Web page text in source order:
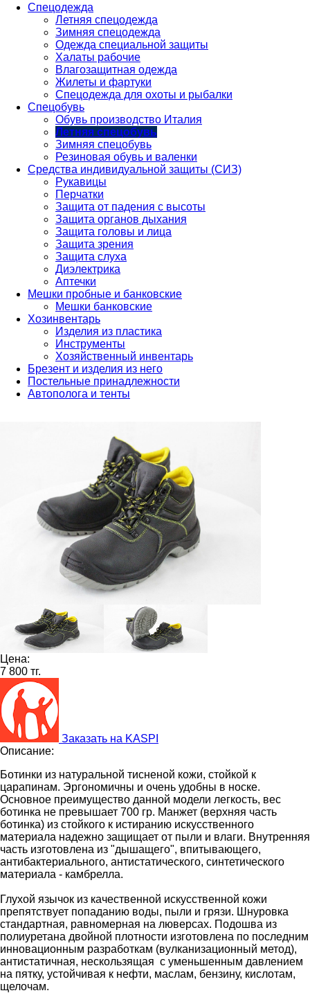
Спецодежда
Летняя спецодежда
Зимняя спецодежда
Одежда специальной защиты
Халаты рабочие
Влагозащитная одежда
Жилеты и фартуки
Спецодежда для охоты и рыбалки
Спецобувь
Обувь производство Италия
Летняя спецобувь
Зимняя спецобувь
Резиновая обувь и валенки
Средства индивидуальной защиты (СИЗ)
Рукавицы
Перчатки
Защита от падения с высоты
Защита органов дыхания
Защита головы и лица
Защита зрения
Защита слуха
Диэлектрика
Аптечки
Мешки пробные и банковские
Мешки банковские
Хозинвентарь
Изделия из пластика
Инструменты
Хозяйственный инвентарь
Брезент и изделия из него
Постельные принадлежности
Автополога и тенты
Цена:
7 800 тг.
Заказать на KASPI
Описание:
Ботинки из натуральной тисненой кожи, стойкой к
царапинам. Эргономичны и очень удобны в носке.
Основное преимущество данной модели легкость, вес
ботинка не превышает 700 гр. Манжет (верхняя часть
ботинка) из стойкого к истиранию искусственного
материала надежно защищает от пыли и влаги. Внутренняя
часть изготовлена из "дышащего", впитывающего,
антибактериального, антистатического, синтетического
материала - камбрелла.
Глухой язычок из качественной искусственной кожи
препятствует попаданию воды, пыли и грязи. Шнуровка
стандартная, равномерная на люверсах. Подошва из
полиуретана двойной плотности изготовлена по последним
инновационным разработкам (вулканизационный метод),
антистатичная, нескользящая с уменьшенным давлением
на пятку, устойчивая к нефти, маслам, бензину, кислотам,
щелочам.